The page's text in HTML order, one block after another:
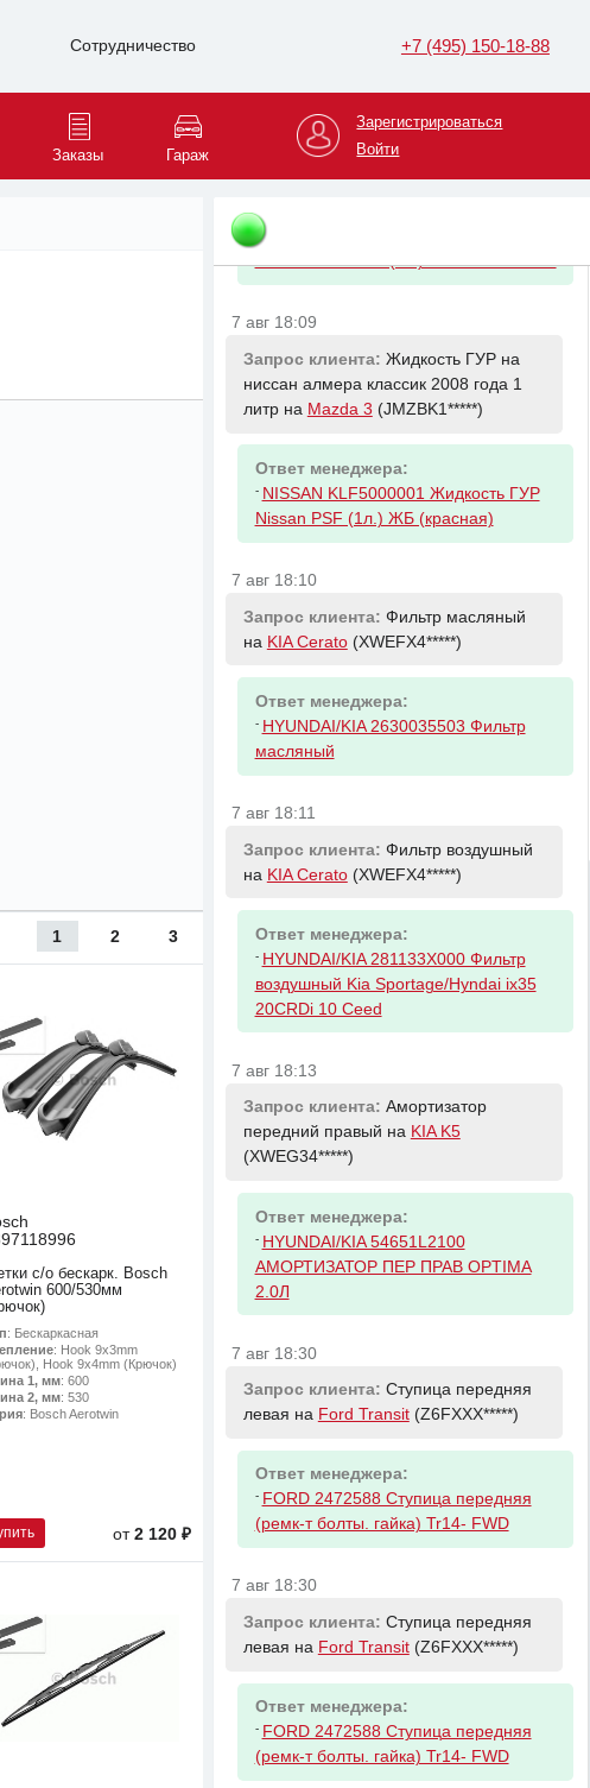
Сотрудничество +7 (495) 150-18-88
Заказы Гараж
Зарегистрироваться
Войти
1 2 3
с/о бескарк. Bosch
600/530мм
: Бескаркасная
: Hook 9x3mm
Hook 9x4mm (Крючок)
1, мм: 600
2, мм: 530
: Bosch Aerotwin
от 2 120 ₽
7 авг 18:09
Запрос клиента:Антифриз лукойл 1
литр синий наMazda 3
Ответ менеджера:
-LUKOIL 227387 Антифриз G11
GREEN зелёный (1кг) ЧЕСТНЫЙ ЗНАК
7 авг 18:09
Запрос клиента: Жидкость ГУР на
ниссан алмера классик 2008 года 1
литр на Mazda 3 (JMZBK1*****)
Ответ менеджера:
- NISSAN KLF5000001 Жидкость ГУР
Nissan PSF (1л.) ЖБ (красная)
7 авг 18:10
Запрос клиента: Фильтр масляный
на KIA Cerato(XWEFX4*****)
Ответ менеджера:
- HYUNDAI/KIA 2630035503 Фильтр
масляный
7 авг 18:11
Запрос клиента: Фильтр воздушный
на KIA Cerato(XWEFX4*****)
Ответ менеджера:
- HYUNDAI/KIA 281133X000 Фильтр
воздушный Kia Sportage/Hyndai ix35
20CRDi 10 Ceed
7 авг 18:13
Запрос клиента: Амортизатор
передний правый на KIA K5
(XWEG34*****)
Ответ менеджера:
- HYUNDAI/KIA 54651L2100
АМОРТИЗАТОР ПЕР ПРАВ OPTIMA
2.0Л
7 авг 18:30
Запрос клиента: Ступица передняя
левая на Ford Transit(Z6FXXX*****)
Ответ менеджера:
- FORD 2472588 Ступица передняя
(ремк-т болты. гайка) Tr14- FWD
7 авг 18:30
Запрос клиента: Ступица передняя
левая на Ford Transit(Z6FXXX*****)
Ответ менеджера:
- FORD 2472588 Ступица передняя
(ремк-т болты. гайка) Tr14- FWD